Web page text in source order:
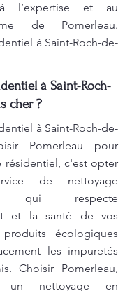
l’expertise et au
de Pomerleau.
à Saint-Roch-de-
à Saint-Roch-
cher ?
à Saint-Roch-de-
Pomerleau pour
résidentiel, c'est opter
de nettoyage
qui respecte
et la santé de vos
écologiques
les impuretés
Choisir Pomerleau,
un nettoyage en